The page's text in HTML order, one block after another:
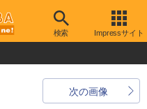
検索 Impressサイト
次の画像